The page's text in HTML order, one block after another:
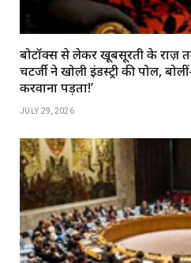
बोटॉक्स से लेकर खूबसूरती के राज़
चटर्जी ने खोली इंडस्ट्री की पोल,
करवाना पड़ता!’
JULY 29, 2026